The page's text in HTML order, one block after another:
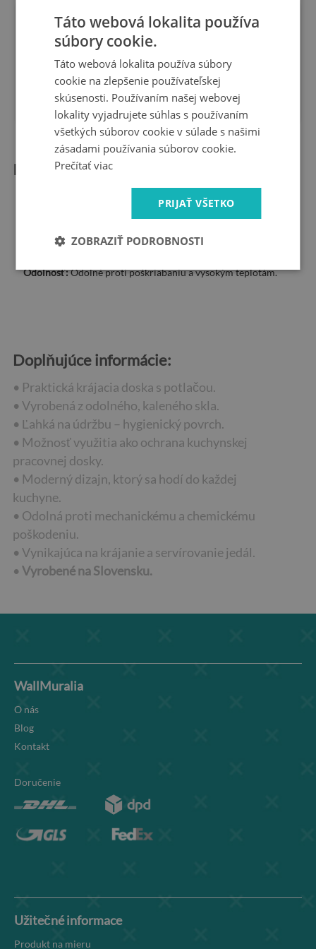
Sme
výrobca
14 dnína
donáška
nakupovanie
1 rok
záruka
10 rokov
na trhu
Informácie o produkte:
80x52 cm, 2 kusy 40x52 cm.
Hrúbka skla:4 mm.
Odolnosť:Odolné proti poškriabaniu a vysokým teplotám.
Doplňujúce informácie:
• Praktická krájacia doska s potlačou.
• Vyrobená z odolného, kaleného skla.
• Ľahká na údržbu – hygienický povrch.
• Možnosť využitia ako ochrana kuchynskej
pracovnej dosky.
• Moderný dizajn, ktorý sa hodí do každej
kuchyne.
• Odolná proti mechanickému a chemickému
poškodeniu.
• Vynikajúca na krájanie a servírovanie jedál.
• Vyrobené na Slovensku.
WallMuralia
O nás
Blog
Kontakt
Doručenie
Užitečné informace
Produkt na mieru
Táto webová lokalita používa
súbory cookie.
Táto webová lokalita používa súbory
cookie na zlepšenie používateľskej
skúsenosti. Používaním našej webovej
lokality vyjadrujete súhlas s používaním
všetkých súborov cookie v súlade s našimi
zásadami používania súborov cookie.
Prečítať viac
PRIJAŤ VŠETKO
ZOBRAZIŤ PODROBNOSTI